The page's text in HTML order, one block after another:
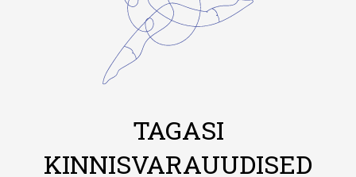
TAGASI
KINNISVARAUUDISED